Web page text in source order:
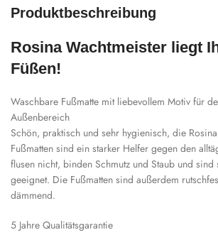
Produktbeschreibung
Rosina Wachtmeister liegt
Füßen!
Waschbare Fußmatte mit liebevollem Motiv für
Außenbereich
Schön, praktisch und sehr hygienisch, die
Fußmatten sind ein starker Helfer gegen den
flusen nicht, binden Schmutz und Staub und
geeignet. Die Fußmatten sind außerdem
dämmend.
5 Jahre Qualitätsgarantie